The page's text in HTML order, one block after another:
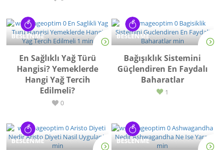
BESLENME
En Sağlıklı Yağ Türü
Hangisi? Yemeklerde
Hangi Yağ Tercih
Edilmeli?
0
BESLENME
Bağışıklık Sistemini
Güçlendiren En Faydalı
Baharatlar
1
BESLENME BESLENME